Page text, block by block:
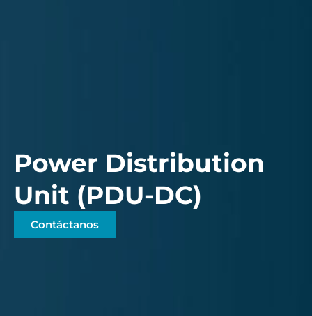
Power Distribution
Unit (PDU-DC)
Contáctanos